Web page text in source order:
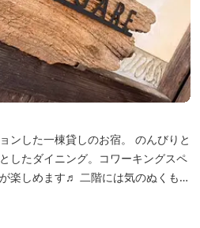
ンした一棟貸しのお宿。 のんびりと
したダイニング。コワーキングスペ
楽しめます♬ 二階には気のぬくもり
ることができる「TASOGAREの
ったりとした時間を過ごすことがで